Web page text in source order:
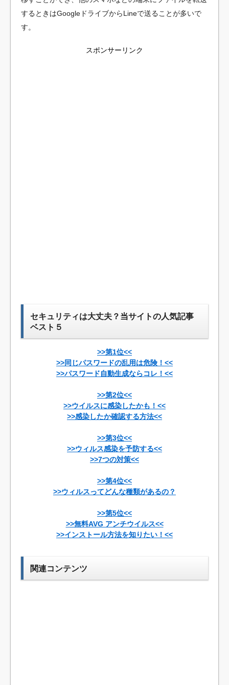
するときはGoogleドライブからLineで送ることが多いで
す。
スポンサーリンク
セキュリティは大丈夫？当サイトの人気記事
ベスト５
>>第1位<<
>>同じパスワードの乱用は危険！<<
>>パスワード自動生成ならコレ！<<
>>第2位<<
>>ウイルスに感染したかも！<<
>>感染したか確認する方法<<
>>第3位<<
>>ウィルス感染を予防する<<
>>7つの対策<<
>>第4位<<
>>ウィルスってどんな種類があるの？
>>第5位<<
>>無料AVG アンチウイルス<<
>>インストール方法を知りたい！<<
関連コンテンツ